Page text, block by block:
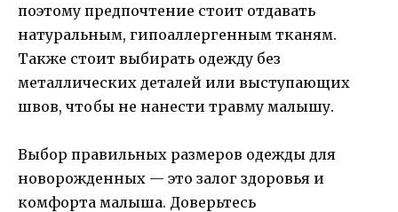
поэтому предпочтение стоит отдавать
натуральным, гипоаллергенным тканям.
Также стоит выбирать одежду без
металлических деталей или выступающих
швов, чтобы не нанести травму малышу.
Выбор правильных размеров одежды для
новорожденных — это залог здоровья и
комфорта малыша. Доверьтесь